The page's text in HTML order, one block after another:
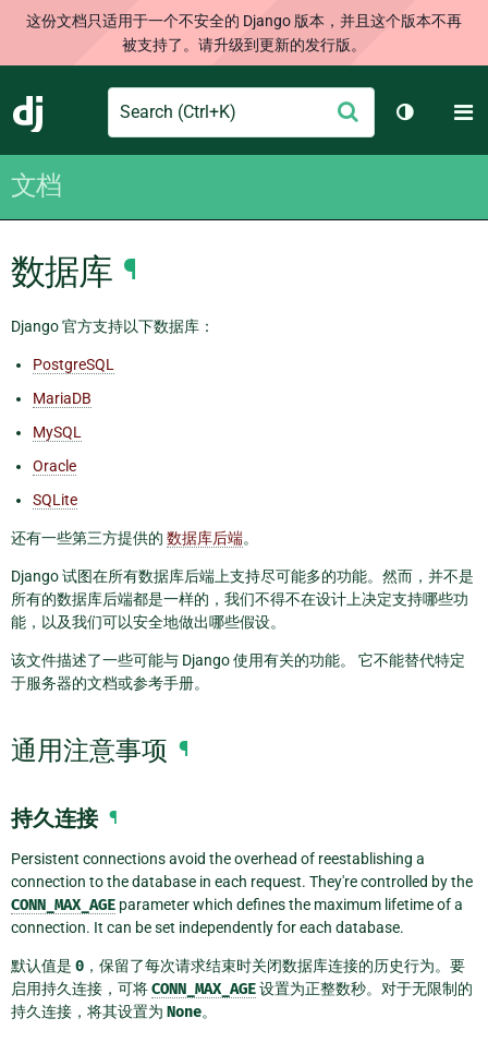
这份文档只适用于一个不安全的 Django 版本，并且这个版本不再
被支持了。请升级到更新的发行版。
Django
Search
交
切换主题
文档
数据库 ¶
Django 官方支持以下数据库：
PostgreSQL
MariaDB
MySQL
Oracle
SQLite
还有一些第三方提供的 数据库后端。
Django 试图在所有数据库后端上支持尽可能多的功能。然而，并不是
所有的数据库后端都是一样的，我们不得不在设计上决定支持哪些功
能，以及我们可以安全地做出哪些假设。
该文件描述了一些可能与 Django 使用有关的功能。 它不能替代特定
于服务器的文档或参考手册。
通用注意事项 ¶
持久连接 ¶
Persistent connections avoid the overhead of reestablishing a
connection to the database in each request. They're controlled by the
CONN_MAX_AGE parameter which defines the maximum lifetime of a
connection. It can be set independently for each database.
默认值是 0 ，保留了每次请求结束时关闭数据库连接的历史行为。要
启用持久连接，可将CONN_MAX_AGE设置为正整数秒。对于无限制的
持久连接，将其设置为 None。